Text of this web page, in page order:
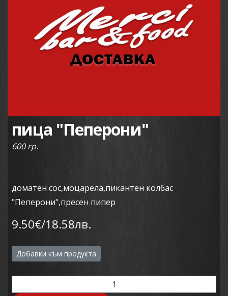
пица "Пеперони"
600 гр.
доматен сос,моцарела,пикантен колбас
"Пеперони",пресен пипер
9.50€/18.58лв.
Добавки към продукта